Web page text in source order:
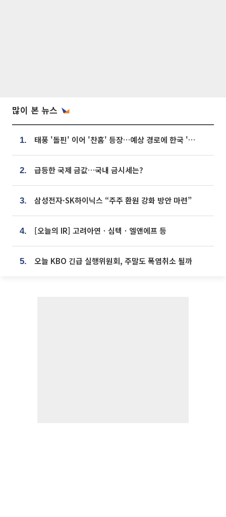
많이 본 뉴스
1. 태풍 '돌핀' 이어 '찬홈' 등장…예상 경로에 한국 '한숨'
2. 급등한 국제 금값…국내 금시세는?
3. 삼성전자·SK하이닉스 “주주 환원 강화 방안 마련”
4. [오늘의 IR] 고려아연ㆍ심텍ㆍ엘앤에프 등
5. 오늘 KBO 긴급 실행위원회, 주말도 폭염취소 될까